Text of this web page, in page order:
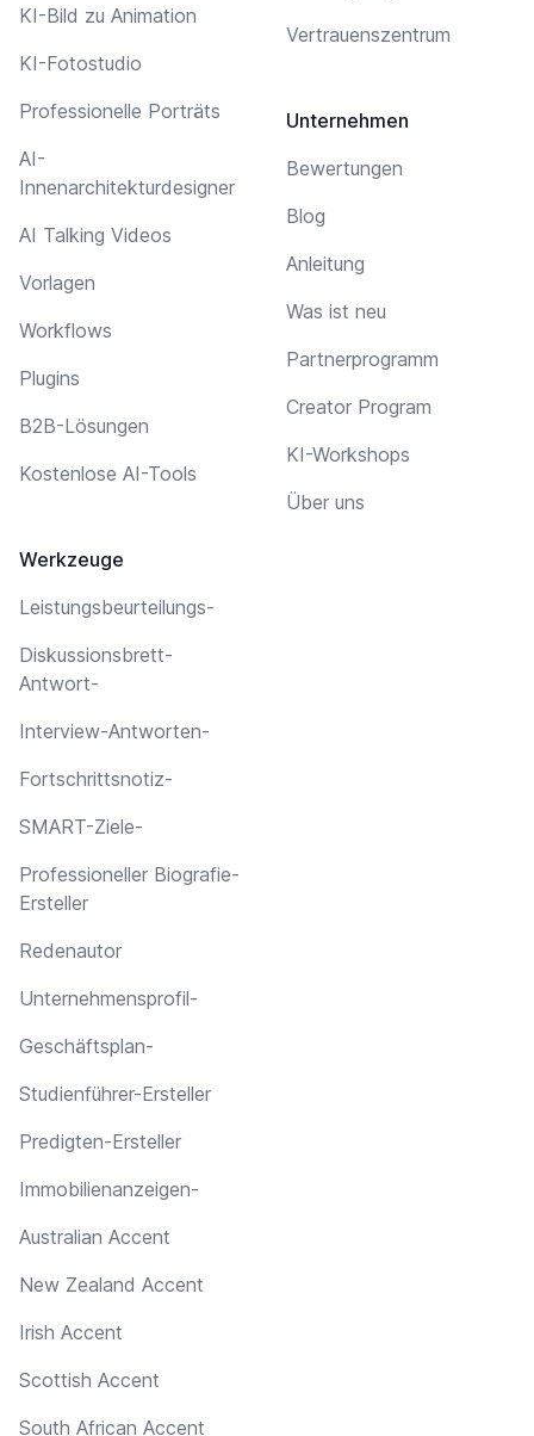
KI-Bild zu Animation
KI-Fotostudio
Professionelle Porträts
AI-
Innenarchitekturdesigner
AI Talking Videos
Vorlagen
Workflows
Plugins
B2B-Lösungen
Kostenlose AI-Tools
Werkzeuge
Leistungsbeurteilungs-
Diskussionsbrett-
Antwort-
Interview-Antworten-
Fortschrittsnotiz-
SMART-Ziele-
Professioneller Biografie-
Ersteller
Redenautor
Unternehmensprofil-
Geschäftsplan-
Studienführer-Ersteller
Predigten-Ersteller
Immobilienanzeigen-
Australian Accent
New Zealand Accent
Irish Accent
Scottish Accent
South African Accent
Vertrauenszentrum
Unternehmen
Bewertungen
Blog
Anleitung
Was ist neu
Partnerprogramm
Creator Program
KI-Workshops
Über uns